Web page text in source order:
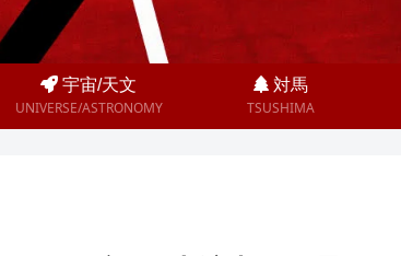
宇宙/天文
UNIVERSE/ASTRONOMY
対馬
TSUSHIMA